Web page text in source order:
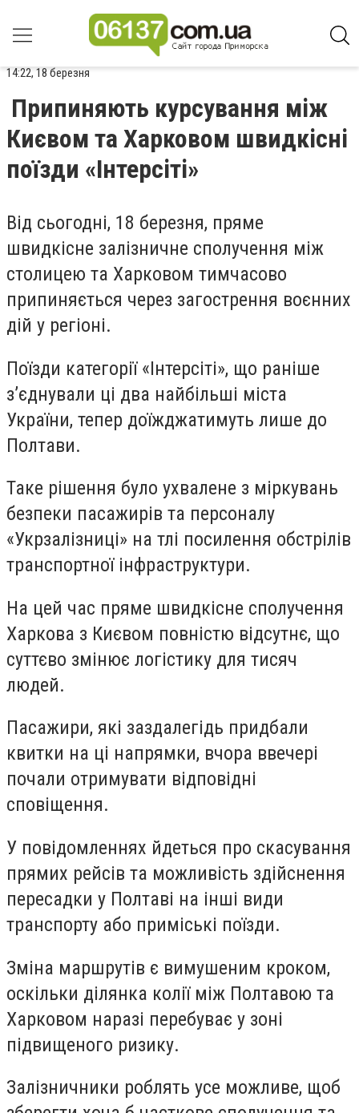
14:22, 18 березня
Припиняють курсування між
Києвом та Харковом швидкісні
поїзди «Інтерсіті»
Від сьогодні, 18 березня, пряме
швидкісне залізничне сполучення між
столицею та Харковом тимчасово
припиняється через загострення воєнних
дій у регіоні.
Поїзди категорії «Інтерсіті», що раніше
з’єднували ці два найбільші міста
України, тепер доїжджатимуть лише до
Полтави.
Таке рішення було ухвалене з міркувань
безпеки пасажирів та персоналу
«Укрзалізниці» на тлі посилення обстрілів
транспортної інфраструктури.
На цей час пряме швидкісне сполучення
Харкова з Києвом повністю відсутнє, що
суттєво змінює логістику для тисяч
людей.
Пасажири, які заздалегідь придбали
квитки на ці напрямки, вчора ввечері
почали отримувати відповідні
сповіщення.
У повідомленнях йдеться про скасування
прямих рейсів та можливість здійснення
пересадки у Полтаві на інші види
транспорту або приміські поїзди.
Зміна маршрутів є вимушеним кроком,
оскільки ділянка колії між Полтавою та
Харковом наразі перебуває у зоні
підвищеного ризику.
Залізничники роблять усе можливе, щоб